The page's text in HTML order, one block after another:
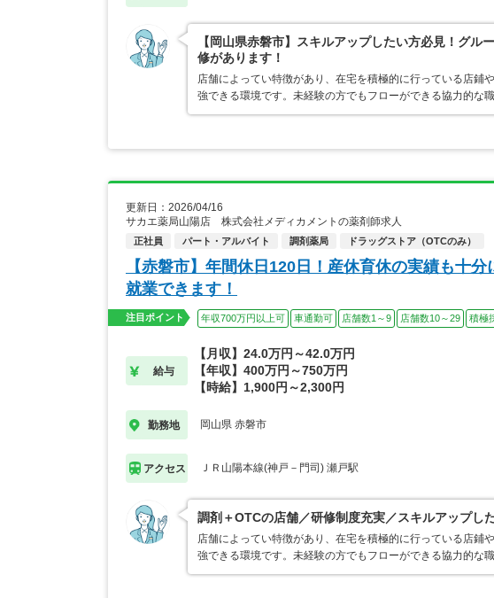
【岡山県赤磐市】スキルアップしたい方必見！グ
修があります！
店舗によってい特徴があり、在宅を積極的に行っている店鋪
強できる環境です。未経験の方でもフローができる協力的な職
更新日：2026/04/16
サカエ薬局山陽店 株式会社メディカメントの薬剤師求人
正社員 パート・アルバイト 調剤薬局 ドラッグストア（OTCのみ）
【赤磐市】年間休日120日！産休育休の実績も十
就業できます！
注目ポイント 年収700万円以上可 車通勤可 店舗数1～9 店舗数10～29 積極
給与
【月収】24.0万円～42.0万円
【年収】400万円～750万円
【時給】1,900円～2,300円
勤務地 岡山県 赤磐市
アクセス ＪＲ山陽本線(神戸－門司) 瀬戸駅
調剤＋OTCの店舗／研修制度充実／スキルアップし
店舗によってい特徴があり、在宅を積極的に行っている店鋪
強できる環境です。未経験の方でもフローができる協力的な職